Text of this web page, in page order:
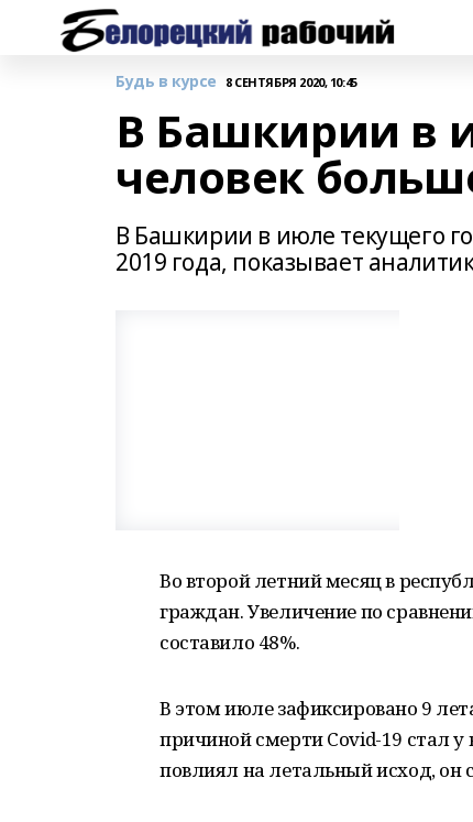
Будь в курсе 8 СЕНТЯБРЯ 2020, 10:45
В Башкирии в
человек
В Башкирии в июле текущего
2019 года, показывает
Во второй летний месяц в
граждан. Увеличение по
составило 48%.
В этом июле зафиксировано 9
причиной смерти Covid-19 стал у
повлиял на летальный исход, он